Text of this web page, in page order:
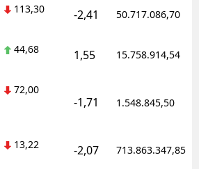
113,30 -2,41 50.717.086,70
44,68 1,55 15.758.914,54
72,00
-1,71 1.548.845,50
13,22 -2,07 713.863.347,85